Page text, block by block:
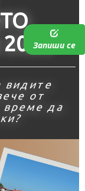
Запиши се
видите
от
време да